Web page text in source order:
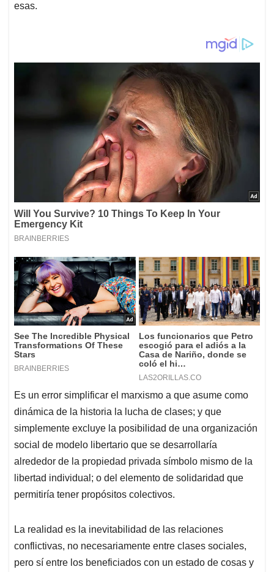
esas.
Es un error simplificar el marxismo a que asume como
dinámica de la historia la lucha de clases; y que
simplemente excluye la posibilidad de una organización
social de modelo libertario que se desarrollaría
alrededor de la propiedad privada símbolo mismo de la
libertad individual; o del elemento de solidaridad que
permitiría tener propósitos colectivos.
La realidad es la inevitabilidad de las relaciones
conflictivas, no necesariamente entre clases sociales,
pero sí entre los beneficiados con un estado de cosas y